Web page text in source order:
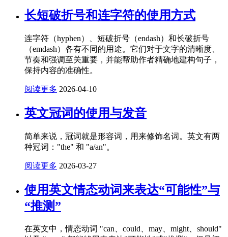
长短破折号和连字符的使用方式
连字符（hyphen）、短破折号（endash）和长破折号
（emdash）各有不同的用途。它们对于文字的清晰度、
节奏和强调至关重要，并能帮助作者精确地建构句子，
保持内容的准确性。
阅读更多 2026-04-10
英文冠词的使用与发音
简单来说，冠词就是形容词，用来修饰名词。英文有两
种冠词："the" 和 "a/an"。
阅读更多 2026-03-27
使用英文情态动词来表达“可能性”与
“推测”
在英文中，情态动词 "can、could、may、might、should"